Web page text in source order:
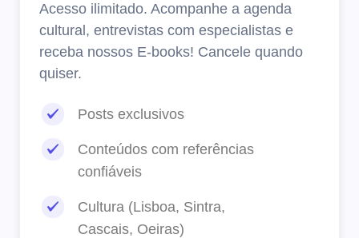
Acesso ilimitado. Acompanhe a agenda
cultural, entrevistas com especialistas e
receba nossos E-books! Cancele quando
quiser.
Posts exclusivos
Conteúdos com referências
confiáveis
Cultura (Lisboa, Sintra,
Cascais, Oeiras)